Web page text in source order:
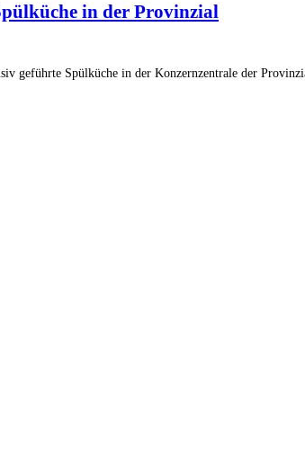
in der Provinzial
geführte Spülküche in der Konzernzentrale der